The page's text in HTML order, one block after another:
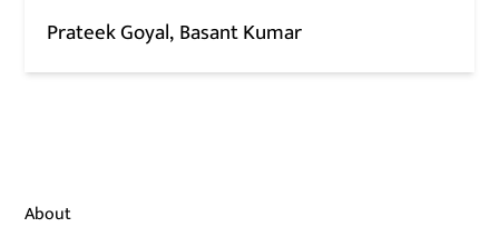
Prateek Goyal Basant Kumar
About